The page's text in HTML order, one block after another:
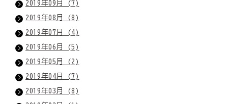
2019年09月 (7)
2019年08月 (8)
2019年07月 (4)
2019年06月 (5)
2019年05月 (2)
2019年04月 (7)
2019年03月 (8)